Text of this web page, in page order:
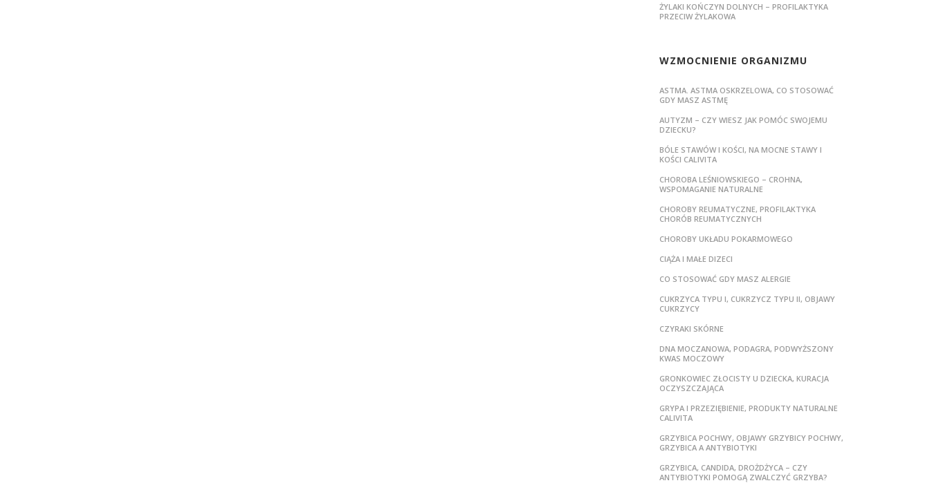
ŻYLAKI KOŃCZYN DOLNYCH – PROFILAKTYKA
PRZECIW ŻYLAKOWA
WZMOCNIENIE ORGANIZMU
ASTMA. ASTMA OSKRZELOWA, CO STOSOWAĆ
GDY MASZ ASTMĘ
AUTYZM – CZY WIESZ JAK POMÓC SWOJEMU
DZIECKU?
BÓLE STAWÓW I KOŚCI, NA MOCNE STAWY I
KOŚCI CALIVITA
CHOROBA LEŚNIOWSKIEGO – CROHNA,
WSPOMAGANIE NATURALNE
CHOROBY REUMATYCZNE, PROFILAKTYKA
CHORÓB REUMATYCZNYCH
CHOROBY UKŁADU POKARMOWEGO
CIĄŻA I MAŁE DIZECI
CO STOSOWAĆ GDY MASZ ALERGIE
CUKRZYCA TYPU I, CUKRZYCZ TYPU II, OBJAWY
CUKRZYCY
CZYRAKI SKÓRNE
DNA MOCZANOWA, PODAGRA, PODWYŻSZONY
KWAS MOCZOWY
GRONKOWIEC ZŁOCISTY U DZIECKA, KURACJA
OCZYSZCZAJĄCA
GRYPA I PRZEZIĘBIENIE, PRODUKTY NATURALNE
CALIVITA
GRZYBICA POCHWY, OBJAWY GRZYBICY POCHWY,
GRZYBICA A ANTYBIOTYKI
GRZYBICA, CANDIDA, DROŻDŻYCA – CZY
ANTYBIOTYKI POMOGĄ ZWALCZYĆ GRZYBA?